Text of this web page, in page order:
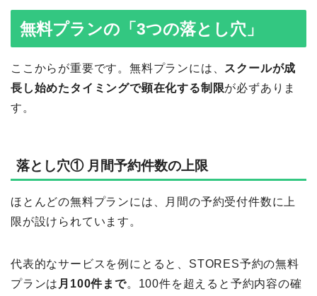
無料プランの「3つの落とし穴」
ここからが重要です。無料プランには、 スクールが成
長し始めたタイミングで顕在化する制限が必ずありま
す。
落とし穴① 月間予約件数の上限
ほとんどの無料プランには、月間の予約受付件数に上
限が設けられています。
代表的なサービスを例にとると、STORES予約の無料
プランは 月100件まで。100件を超えると予約内容の確